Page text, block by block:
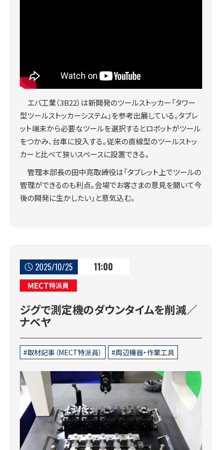
エバ工業（3B22）は新開発のツールストッカー「タワー
型ツールストッカーシステム」を参考出展している。タブレ
ット端末から必要なツールを選択するとロボットがツール
をつかみ、台車に投入する。従来の直線型のツールストッ
カーと比べて狭いスペースに設置できる。
管理本部長の田中亮取締役は「タブレット上でツールの
管理ができるのも利点。会場でお客さまの意見を聞いて今
後の開発に生かしたい」と意気込む。
2025/10/25 11:00
MECT特派員
ジグで測定機のダウンタイムを削減／
ナベヤ
取材記事（MECT特派員） 周辺機器・作業工具